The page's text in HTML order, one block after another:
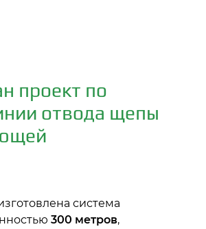
проект по
отвода щепы
система
300 метров,